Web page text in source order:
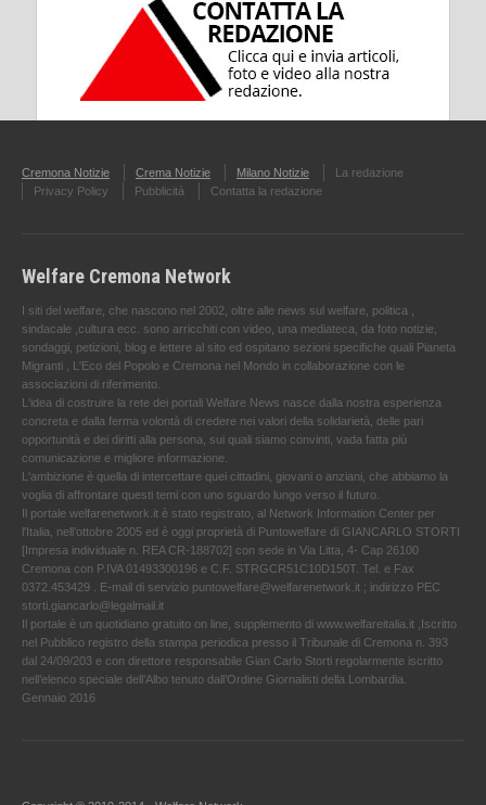
Cremona Notizie Crema Notizie Milano Notizie
La redazione
Privacy Policy
Pubblicità Contatta la redazione
Welfare Cremona Network
I siti del welfare, che nascono nel 2002, oltre alle news sul welfare, politica ,
sindacale ,cultura ecc. sono arricchiti con video, una mediateca, da foto notizie,
sondaggi, petizioni, blog e lettere al sito ed ospitano sezioni specifiche quali Pianeta
Migranti , L'Eco del Popolo e Cremona nel Mondo in collaborazione con le
associazioni di riferimento.
L'idea di costruire la rete dei portali Welfare News nasce dalla nostra esperienza
concreta e dalla ferma volontà di credere nei valori della solidarietà, delle pari
opportunità e dei diritti alla persona, sui quali siamo convinti, vada fatta più
comunicazione e migliore informazione.
L'ambizione è quella di intercettare quei cittadini, giovani o anziani, che abbiamo la
voglia di affrontare questi temi con uno sguardo lungo verso il futuro.
Il portale welfarenetwork.it è stato registrato, al Network Information Center per
l'Italia, nell’ottobre 2005 ed è oggi proprietà di Puntowelfare di GIANCARLO STORTI
[Impresa individuale n. REA CR-188702] con sede in Via Litta, 4- Cap 26100
Cremona con P.IVA 01493300196 e C.F. STRGCR51C10D150T. Tel. e Fax
0372.453429 . E-mail di servizio puntowelfare@welfarenetwork.it ; indirizzo PEC
storti.giancarlo@legalmail.it
Il portale è un quotidiano gratuito on line, supplemento di www.welfareitalia.it ,Iscritto
nel Pubblico registro della stampa periodica presso il Tribunale di Cremona n. 393
dal 24/09/203 e con direttore responsabile Gian Carlo Storti regolarmente iscritto
nell’elenco speciale dell’Albo tenuto dall’Ordine Giornalisti della Lombardia.
Gennaio 2016